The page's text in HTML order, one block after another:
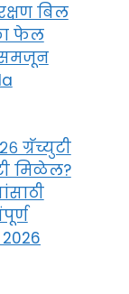
बिल
फेल
समजून
ग्रॅच्युटी
मिळेल?